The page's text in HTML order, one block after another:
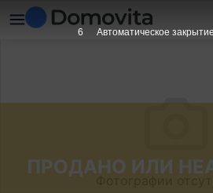
ПРОДАНО ИЛИ
6 Автоматическое